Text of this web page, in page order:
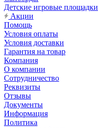
Детские игровые площадки
Акции
Помощь
Условия оплаты
Условия доставки
Гарантия на товар
Компания
О компании
Сотрудничество
Реквизиты
Отзывы
Документы
Информация
Политика